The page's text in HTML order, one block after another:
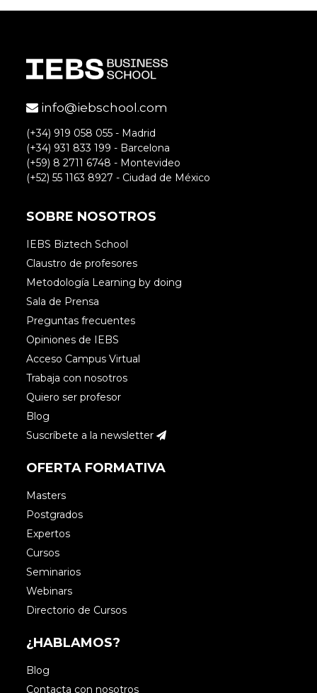
info@iebschool.com
(+34) 919 058 055 - Madrid
(+34) 931 833 199 - Barcelona
(+59) 8 2711 6748 - Montevideo
(+52) 55 1163 8927 - Ciudad de México
SOBRE NOSOTROS
IEBS Biztech School
Claustro de profesores
Metodología Learning by doing
Sala de Prensa
Preguntas frecuentes
Opiniones de IEBS
Acceso Campus Virtual
Trabaja con nosotros
Quiero ser profesor
Blog
Suscríbete a la newsletter
OFERTA FORMATIVA
Masters
Postgrados
Expertos
Cursos
Seminarios
Webinars
Directorio de Cursos
¿HABLAMOS?
Blog
Contacta con nosotros